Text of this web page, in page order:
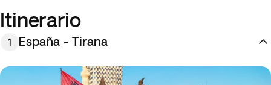
Itinerario
1 España - Tirana